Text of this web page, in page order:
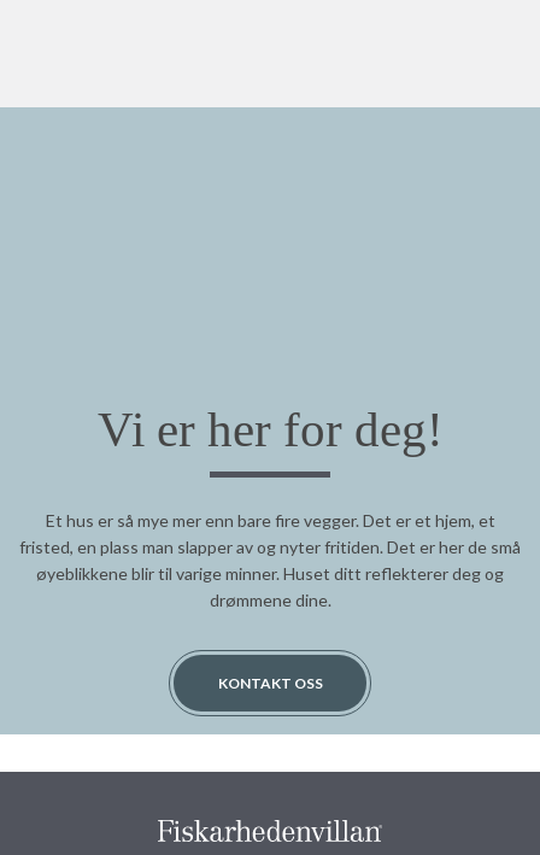
Vi er her for deg!
Et hus er så mye mer enn bare fire vegger. Det er et hjem, et
fristed, en plass man slapper av og nyter fritiden. Det er her de små
øyeblikkene blir til varige minner. Huset ditt reflekterer deg og
drømmene dine.
KONTAKT OSS